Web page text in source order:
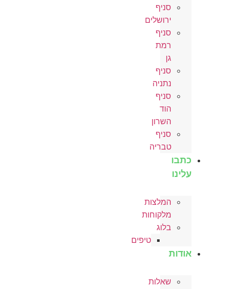
סניף
ירושלים
סניף
רמת
גן
סניף
נתניה
סניף
הוד
השרון
סניף
טבריה
כתבו
עלינו
המלצות
מלקוחות
בלוג
טיפים
אודות
שאלות